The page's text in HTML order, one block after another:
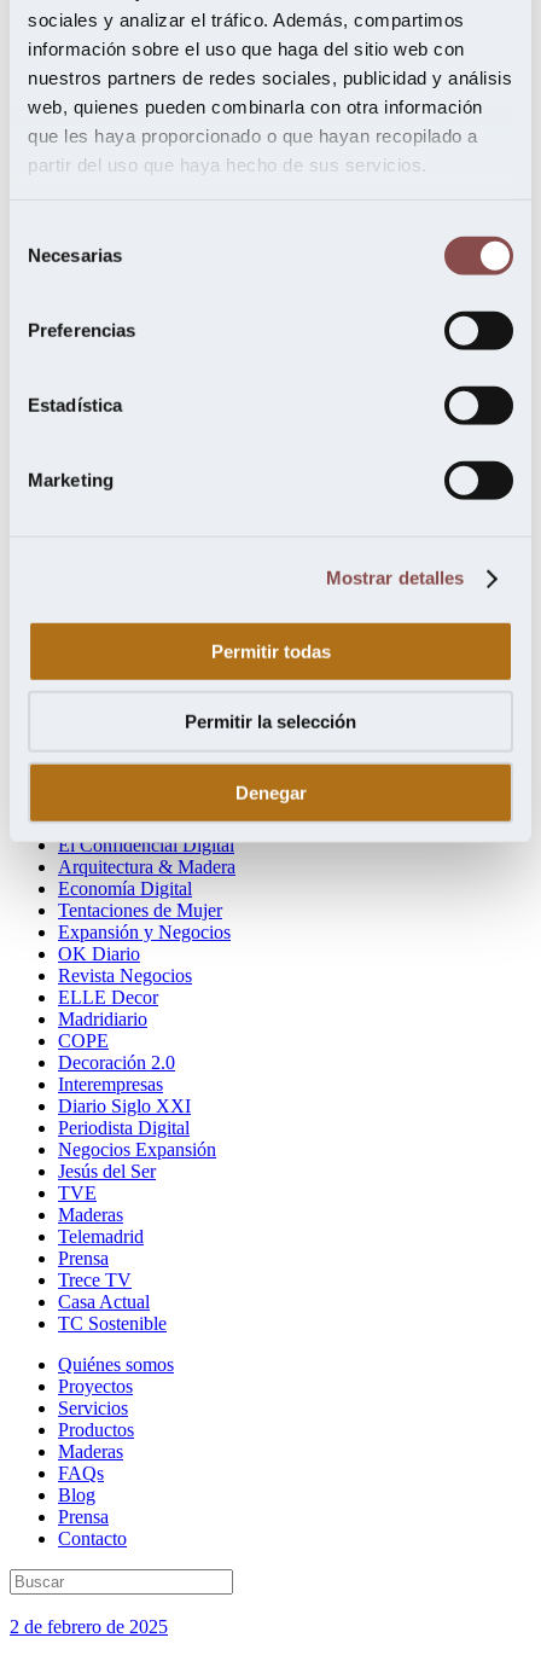
sociales y analizar el tráfico. Además, compartimos
información sobre el uso que haga del sitio web con
nuestros partners de redes sociales, publicidad y análisis
web, quienes pueden combinarla con otra información
que les haya proporcionado o que hayan recopilado a
partir del uso que haya hecho de sus servicios.
Necesarias
Preferencias
Estadística
Marketing
Mostrar detalles
Permitir todas
Permitir la selección
Denegar
julio 2021
mayo 2021
febrero 2021
noviembre 2020
septiembre 2020
agosto 2020
junio 2020
mayo 2020
enero 2020
diciembre 2019
septiembre 2019
mayo 2019
abril 2019
enero 2019
Arquitectura Ideal
Mi revista
El Mundo Financiero
El Confidencial Digital
Arquitectura & Madera
Economía Digital
Tentaciones de Mujer
Expansión y Negocios
OK Diario
Revista Negocios
ELLE Decor
Madridiario
COPE
Decoración 2.0
Interempresas
Diario Siglo XXI
Periodista Digital
Negocios Expansión
Jesús del Ser
TVE
Maderas
Telemadrid
Prensa
Trece TV
Casa Actual
TC Sostenible
Quiénes somos
Proyectos
Servicios
Productos
Maderas
FAQs
Blog
Prensa
Contacto
2 de febrero de 2025